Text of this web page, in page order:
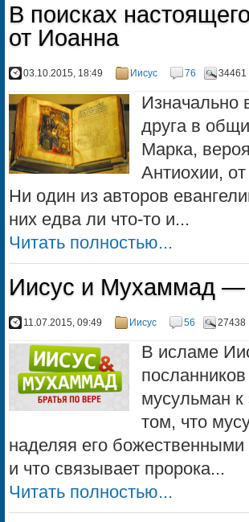
В поисках
от Иоанна
03.10.2015, 18:49 Иисус 76 34461
Изначально
друга в
Марка,
Антиохии,
Ни один из авторов
них едва ли что-то и...
Читать полностью...
Иисус и Мухаммад —
11.07.2015, 09:49 Иисус 56 27438
В исламе
мусульман к
том, что
наделяя его
и что связывает пророка...
Читать полностью...